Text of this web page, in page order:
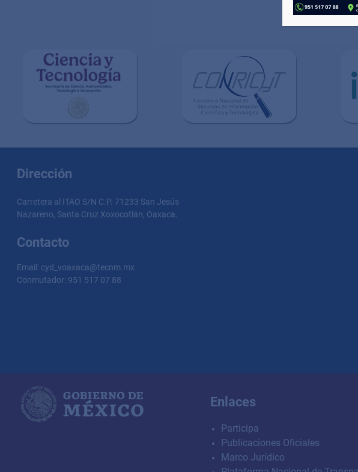
Dirección
Carretera al ITAO S/N C.P. 71233 San Jesús
Nazareno, Santa Cruz Xoxocotlán, Oaxaca.
Contacto
Email: cyd_voaxaca@tecnm.mx
Conmutador: 951 517 07 88
Enlaces
Participa
Publicaciones Oficiales
Marco Jurídico